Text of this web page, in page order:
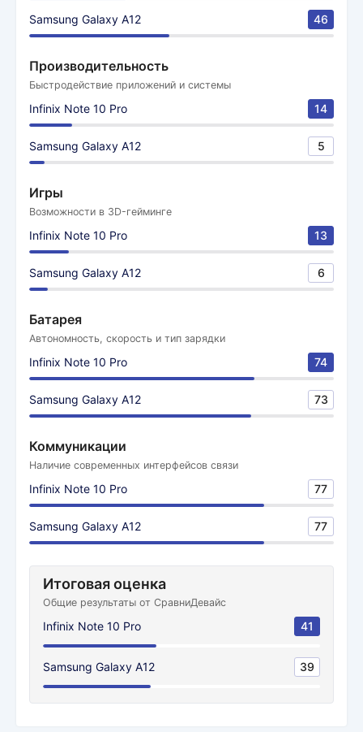
Samsung Galaxy A12 46
Производительность
Быстродействие приложений и системы
Infinix Note 10 Pro 14
Samsung Galaxy A12 5
Игры
Возможности в 3D-гейминге
Infinix Note 10 Pro 13
Samsung Galaxy A12 6
Батарея
Автономность, скорость и тип зарядки
Infinix Note 10 Pro 74
Samsung Galaxy A12 73
Коммуникации
Наличие современных интерфейсов связи
Infinix Note 10 Pro 77
Samsung Galaxy A12 77
Итоговая оценка
Общие результаты от СравниДевайс
Infinix Note 10 Pro 41
Samsung Galaxy A12 39